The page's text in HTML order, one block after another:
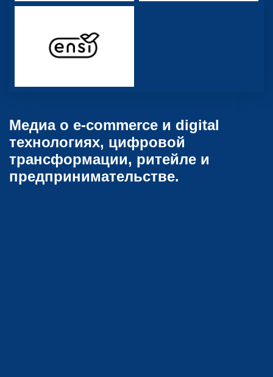
Медиа о e-commerce и digital
технологиях, цифровой
трансформации, ритейле и
предпринимательстве.